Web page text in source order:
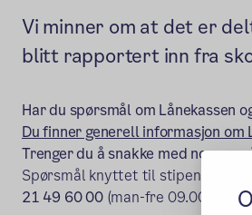
Vi minner om at det er
blitt rapportert inn fra
Har du spørsmål om Lånekassen
Du finner generell informasjon om
Trenger du å snakke med noen
Spørsmål knyttet til stipend, lån
21 49 60 00(man-fre 09.00-